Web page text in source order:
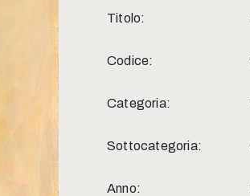
Titolo:
Codice:
Categoria:
Sottocategoria:
Anno: